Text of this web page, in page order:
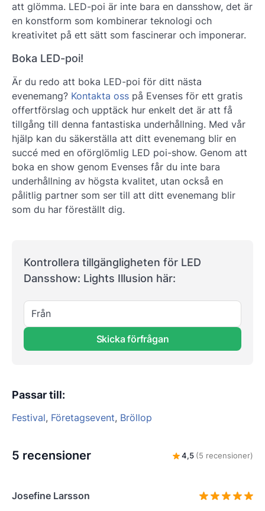
att glömma. LED-poi är inte bara en dansshow, det är
en konstform som kombinerar teknologi och
kreativitet på ett sätt som fascinerar och imponerar.
Boka LED-poi!
Är du redo att boka LED-poi för ditt nästa
evenemang? Kontakta oss på Evenses för ett gratis
offertförslag och upptäck hur enkelt det är att få
tillgång till denna fantastiska underhållning. Med vår
hjälp kan du säkerställa att ditt evenemang blir en
succé med en oförglömlig LED poi-show. Genom att
boka en show genom Evenses får du inte bara
underhållning av högsta kvalitet, utan också en
pålitlig partner som ser till att ditt evenemang blir
som du har föreställt dig.
Kontrollera tillgängligheten för LED
Dansshow: Lights Illusion här:
Från
Skicka förfrågan
Passar till:
Festival, Företagsevent, Bröllop
5 recensioner 4,5 (5 recensioner)
Josefine Larsson